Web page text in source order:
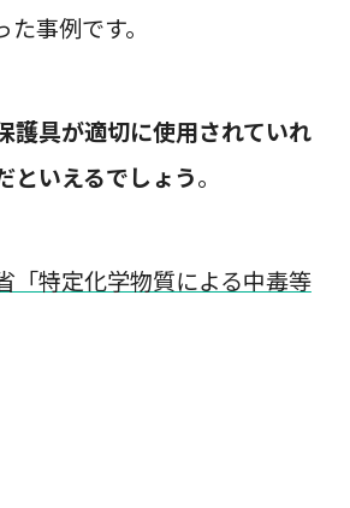
事例です。
護具が適切に使用されていれ
といえるでしょう。
「特定化学物質による中毒等